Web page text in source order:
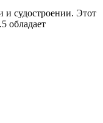
и судостроении. Этот
обладает